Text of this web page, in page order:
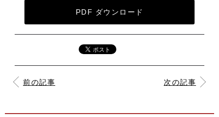
PDF ダウンロード
前の記事 次の記事